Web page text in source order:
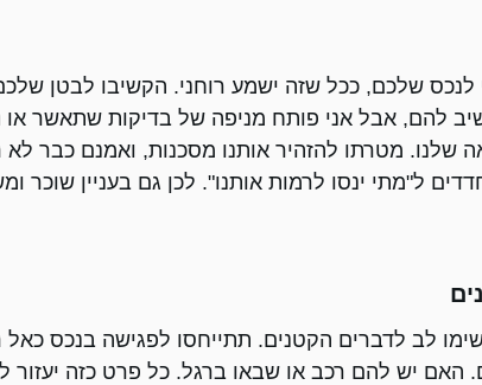
לנכס שלכם, ככל שזה ישמע רוחני. הקשיבו לבטן
להם, אבל אני פותח מניפה של בדיקות שתאשר או
שלנו. מטרתו להזהיר אותנו מסכנות, ואמנם כבר לא
ל"מתי ינסו לרמות אותנו". לכן גם בעניין שוכר
לב לדברים הקטנים. תתייחסו לפגישה בנכס כאל
האם יש להם רכב או שבאו ברגל. כל פרט כזה יעזור